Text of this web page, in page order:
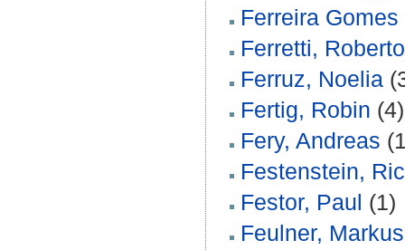
Ferreira
Ferretti, Roberto
Ferruz, Noelia
Fertig, Robin (4)
Fery, Andreas
Festenstein,
Festor, Paul (1)
Feulner, Markus